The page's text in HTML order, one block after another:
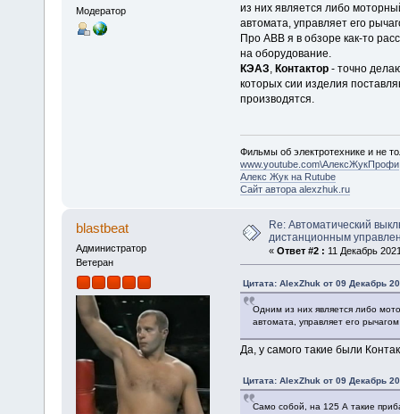
Модератор
из них является либо
автомата, управляет его
Про АВВ я в обзоре как-то
на оборудование.
КЭАЗ, Контактор - точно
которых сии изделия
производятся.
Фильмы об электротехнике и не
www.youtube.com\АлексЖукПрофи
Алекс Жук на Rutube
Сайт автора alexzhuk.ru
blastbeat
Администратор
Ветеран
Re: Автоматический
дистанционным
« Ответ #2 : 11 Декабрь
Цитата: AlexZhuk от 09 Декабрь
Одним из них является либо
автомата, управляет его
Да, у самого такие были
Цитата: AlexZhuk от 09 Декабрь
Само собой, на 125 А такие